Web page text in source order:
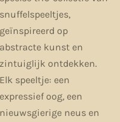
snuffelspeeltjes,
geïnspireerd op
abstracte kunst en
zintuiglijk ontdekken.
Elk speeltje: een
expressief oog, een
nieuwsgierige neus en